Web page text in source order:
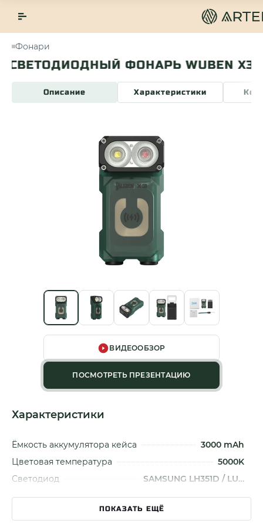
Фонари
ФОНАРЬ WUBEN X3
Описание Характеристики
ВИДЕООБЗОР
ПОСМОТРЕТЬ ПРЕЗЕНТАЦИЮ
Характеристики
Ёмкость аккумулятора кейса
3000 mAh
Цветовая температура
5000K
Светодиод
SAMSUNG LH351D / LU…
Рассеяный свет
Есть
ПОКАЗАТЬ ЕЩЁ